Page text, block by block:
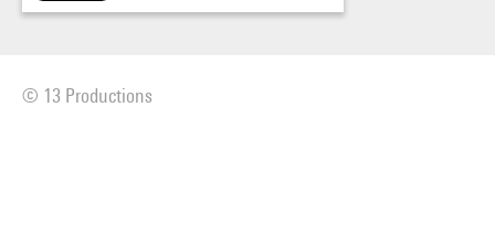
© 13 Productions